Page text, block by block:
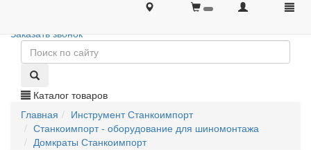
+7 (495) 646-08-66
Заказать звонок
Каталог товаров
Главная
Инструмент Станкоимпорт
Станкоимпорт - оборудование для шиномонтажа
Домкраты Станкоимпорт